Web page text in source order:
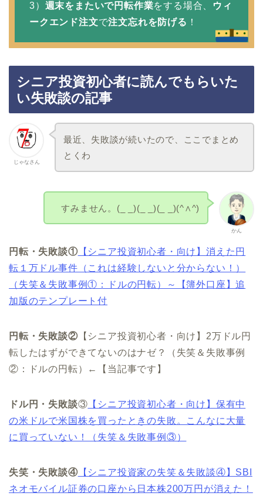
3） 週末をまたいで円転作業をする場合、
ウィ
ークエンド注文で注文忘れを防げる ！
シニア投資初心者に読んでもらいた
い失敗談の記事
じゃなさん
最近、失敗談が続いたので、ここでまとめ
とくわ
かん
すみません。(_ _)(_ _)(_ _)(^∧^)
円転・失敗談① 【シニア投資初心者・向け】消えた円
転１万ドル事件（これは経験しないと分からない！）
（失笑＆失敗事例①：ドルの円転）～【簿外口座】追
加版のテンプレート付
円転・失敗談② 【シニア投資初心者・向け】2万ドル円
転したはずができてないのはナゼ？（失笑＆失敗事例
②：ドルの円転）←【当記事です】
ドル円・失敗談③ 【シニア投資初心者・向け】保有中
の米ドルで米国株を買ったときの失敗。こんなに大量
に買っていない！（失笑＆失敗事例③）
失笑・失敗談④ 【シニア投資家の失笑＆失敗談④】SBI
ネオモバイル証券の口座から日本株200万円が消えた！